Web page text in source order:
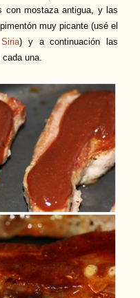
con mostaza antigua, y las
muy picante (usé el
) y a continuación las
una.